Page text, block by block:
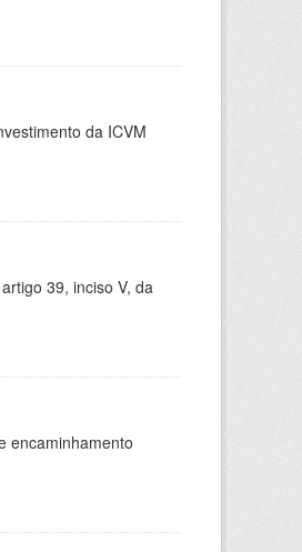
da ICVM
39, inciso V, da
encaminhamento